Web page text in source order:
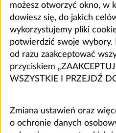
możesz otworzyć okno, w
dowiesz się, do jakich
wykorzystujemy pliki
potwierdzić swoje wybory.
od razu zaakceptować
przyciskiem „ZAAKCEPTUJ
WSZYSTKIE I PRZEJDŹ
Zmiana ustawień oraz
o ochronie danych